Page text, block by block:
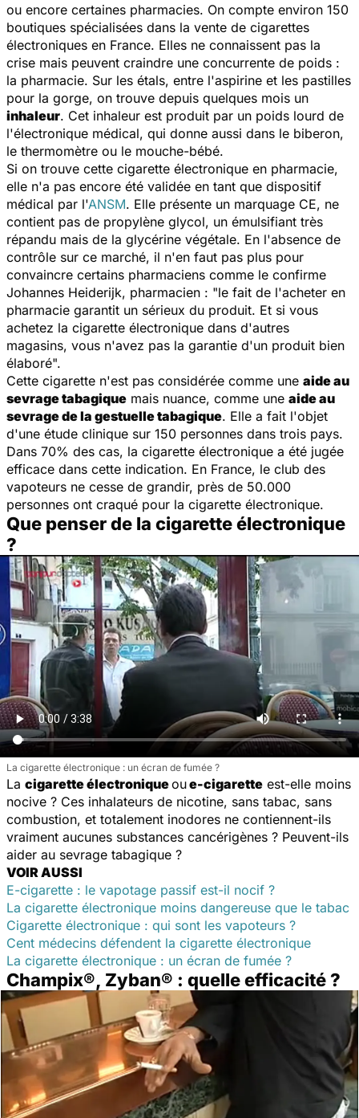
ou encore certaines pharmacies. On compte environ 150
boutiques spécialisées dans la vente de cigarettes
électroniques en France. Elles ne connaissent pas la
crise mais peuvent craindre une concurrente de poids :
la pharmacie. Sur les étals, entre l'aspirine et les pastilles
pour la gorge, on trouve depuis quelques mois un
inhaleur. Cet inhaleur est produit par un poids lourd de
l'électronique médical, qui donne aussi dans le biberon,
le thermomètre ou le mouche-bébé.
Si on trouve cette cigarette électronique en pharmacie,
elle n'a pas encore été validée en tant que dispositif
médical par l'ANSM. Elle présente un marquage CE, ne
contient pas de propylène glycol, un émulsifiant très
répandu mais de la glycérine végétale. En l'absence de
contrôle sur ce marché, il n'en faut pas plus pour
convaincre certains pharmaciens comme le confirme
Johannes Heiderijk, pharmacien : "le fait de l'acheter en
pharmacie garantit un sérieux du produit. Et si vous
achetez la cigarette électronique dans d'autres
magasins, vous n'avez pas la garantie d'un produit bien
élaboré".
Cette cigarette n'est pas considérée comme une aide au
sevrage tabagique mais nuance, comme une aide au
sevrage de la gestuelle tabagique. Elle a fait l'objet
d'une étude clinique sur 150 personnes dans trois pays.
Dans 70% des cas, la cigarette électronique a été jugée
efficace dans cette indication. En France, le club des
vapoteurs ne cesse de grandir, près de 50.000
personnes ont craqué pour la cigarette électronique.
Que penser de la cigarette électronique
?
La cigarette électronique : un écran de fumée ?
La cigarette électroniqueoue-cigarette est-elle moins
nocive ? Ces inhalateurs de nicotine, sans tabac, sans
combustion, et totalement inodores ne contiennent-ils
vraiment aucunes substances cancérigènes ? Peuvent-ils
aider au sevrage tabagique ?
VOIR AUSSI
E-cigarette : le vapotage passif est-il nocif ?
La cigarette électronique moins dangereuse que le tabac
Cigarette électronique : qui sont les vapoteurs ?
Cent médecins défendent la cigarette électronique
La cigarette électronique : un écran de fumée ?
Champix®, Zyban® : quelle efficacité ?